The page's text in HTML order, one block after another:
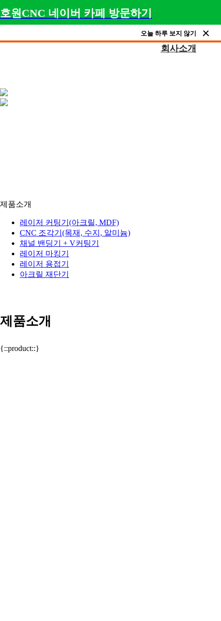
호원CNC 네이버 카페 방문하기
오늘 하루 보지 않기
회사소개
제품소개
레이저 커팅기(아크릴, MDF)
CNC 조각기(목재, 수지, 알미늄)
채널 밴딩기 + V커팅기
레이저 마킹기
레이저 용접기
아크릴 재단기
제품소개
{::product::}